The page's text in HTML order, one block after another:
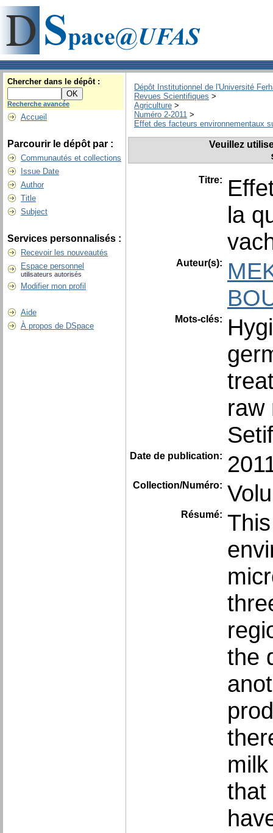
Chercher dans le dépôt :
Recherche avancée
Accueil
Parcourir le dépôt par :
Communautés et collections
Issue Date
Author
Title
Subject
Services personnalisés :
Recevoir les nouveautés
Espace personnel
utilisateurs autorisés
Modifier mon profil
Aide
À propos de DSpace
Dépôt Institutionnel de l'Université
Revues Scientifiques >
Agriculture >
Numéro 2-2011 >
Effet des facteurs environnementaux
Veuillez
Titre:
la
Auteur(s):
Mots-clés:
raw
Setif
Date de publication:
Collection/Numéro:
Résumé:
the
that